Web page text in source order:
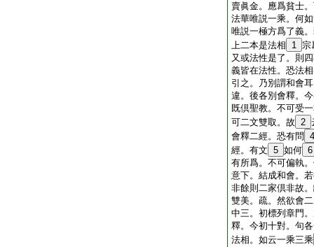
賣眞金。應爲貧士
法華唯説一乘。何
唯説一極方爲了義
上二本是法相
1 宗
又或法性是了。則
義皆在法性。恐法
引之。乃別謂和會
違。後各別會釋。
既倶聖教。不可受
可二文雙取。故 2
會釋二經。恐有問 4
經。有文 5 如何 6
有所爲。不可偏執
意下。結成和會。
非餘則二家倶非故
雙美。疏。然欲會
中三。初標列章門
釋。今初十對。句
法相。如云一乘三乘